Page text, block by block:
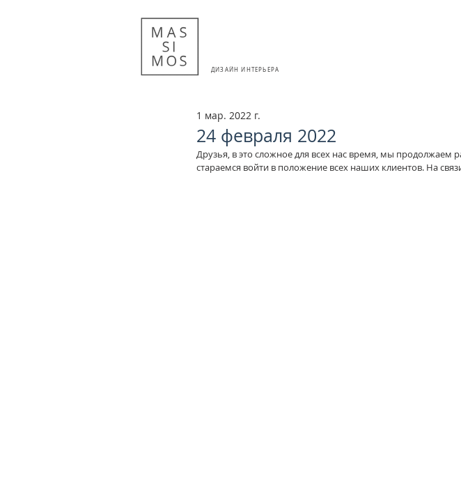
ДИЗАЙН ИНТЕРЬЕРА
24 февраля 2022
1 мар. 2022 г.
Друзья, в это сложное для всех нас время, мы
стараемся войти в положение всех наших клиентов. На